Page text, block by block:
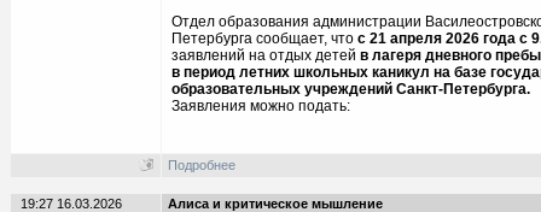
Отдел образования администрации
Петербурга сообщает, что с 21 апреля 2026 года с
заявлений на отдых детей в лагеря дневного
в период летних школьных каникул на базе
образовательных учреждений Санкт-Петербурга.
Заявления можно подать:
Подробнее
19:27 16.03.2026 Алиса и критическое мышление